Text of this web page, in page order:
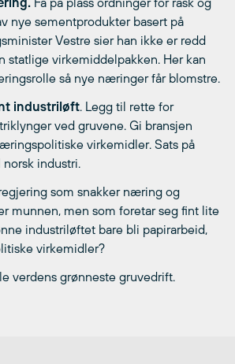
nye sementprodukter basert på
Vestre sier han ikke er redd
statlige virkemiddelpakken. Her kan
så nye næringer får blomstre.
industriløft. Legg til rette for
ved gruvene. Gi bransjen
virkemidler. Sats på
industri.
som snakker næring og
munnen, men som foretar seg fint lite
industriløftet bare bli papirarbeid,
virkemidler?
verdens grønneste gruvedrift.